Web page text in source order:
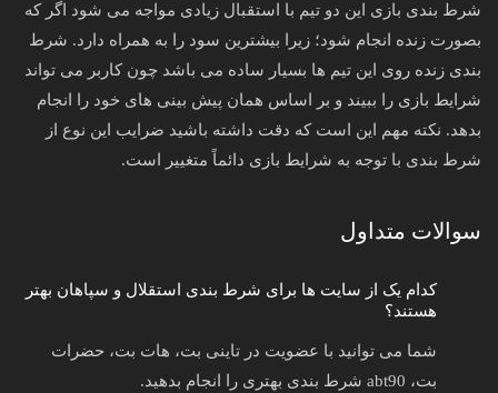
شرط بندی بازی این دو تیم با استقبال زیادی مواجه می شود اگر که
بصورت زنده انجام شود؛ زیرا بیشترین سود را به همراه دارد. شرط‌
بندی زنده روی این تیم‌ ها بسیار ساده می‌ باشد چون کاربر می‌ تواند
شرایط بازی را ببیند و بر اساس همان پیش‌ بینی‌ های خود را انجام
بدهد. نکته مهم این است که دقت داشته باشید ضرایب این نوع از
شرط‌ بندی با توجه به شرایط بازی دائماً متغییر است.
سوالات متداول
کدام یک از سایت‌ ها برای شرط بندی استقلال و سپاهان بهتر
هستند؟
شما می‌ توانید با عضویت در تاینی بت، هات بت، حضرات
بت، abt90 شرط‌ بندی بهتری را انجام بدهید.